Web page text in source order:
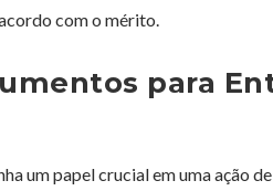
com o mérito.
para
um papel crucial em uma ação